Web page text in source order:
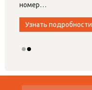
номер…
Узнать подробности